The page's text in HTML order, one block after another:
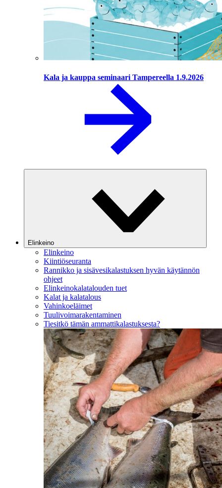
Kala ja kauppa seminaari Tampereella 1.9.2026
Elinkeino
Elinkeino
Kiintiöseuranta
Rannikko ja sisävesikalastuksen hyvän käytännön
ohjeet
Elinkeinokalatalouden tuet
Kalat ja kalatalous
Vahinkoeläimet
Tuulivoimarakentaminen
Tiesitkö tämän ammattikalastuksesta?